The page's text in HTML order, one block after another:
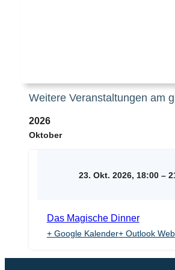
Weitere Veranstaltungen am
2026
Oktober
23. Okt. 2026, 18:00 –
Das Magische Dinner
+ Google Kalender+ Outlook Web